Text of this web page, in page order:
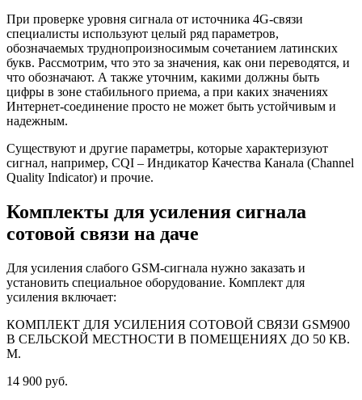
При проверке уровня сигнала от источника 4G-связи
специалисты используют целый ряд параметров,
обозначаемых труднопроизносимым сочетанием латинских
букв. Рассмотрим, что это за значения, как они переводятся, и
что обозначают. А также уточним, какими должны быть
цифры в зоне стабильного приема, а при каких значениях
Интернет-соединение просто не может быть устойчивым и
надежным.
Существуют и другие параметры, которые характеризуют
сигнал, например, CQI – Индикатор Качества Канала (Channel
Quality Indicator) и прочие.
Комплекты для усиления сигнала
сотовой связи на даче
Для усиления слабого GSM-сигнала нужно заказать и
установить специальное оборудование. Комплект для
усиления включает:
КОМПЛЕКТ ДЛЯ УСИЛЕНИЯ СОТОВОЙ СВЯЗИ GSM900
В СЕЛЬСКОЙ МЕСТНОСТИ В ПОМЕЩЕНИЯХ ДО 50 КВ.
М.
14 900 руб.